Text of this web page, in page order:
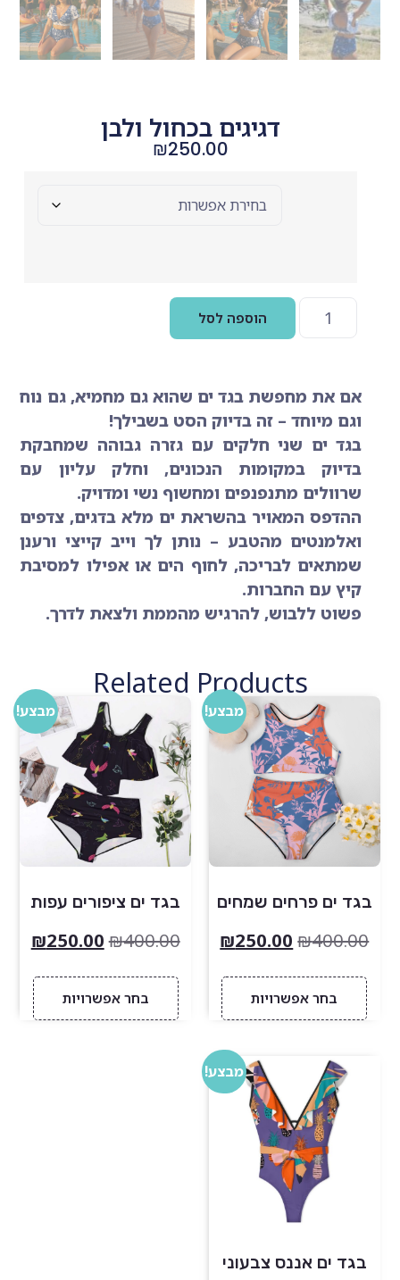
דגיגים בכחול ולבן
₪250.00
הוספה לסל
אם את מחפשת בגד ים שהוא גם מחמיא, גם נוח
וגם מיוחד – זה בדיוק הסט בשבילך!
בגד ים שני חלקים עם גזרה גבוהה שמחבקת
בדיוק במקומות הנכונים, וחלק עליון עם
שרוולים מתנפנפים ומחשוף נשי ומדויק.
ההדפס המאויר בהשראת ים מלא בדגים, צדפים
ואלמנטים מהטבע – נותן לך וייב קייצי ורענן
שמתאים לבריכה, לחוף הים או אפילו למסיבת
קיץ עם החברות.
פשוט ללבוש, להרגיש מהממת ולצאת לדרך.
Related Products
מבצע!
בגד ים פרחים שמחים
₪400.00
₪250.00
בחר אפשרויות
מבצע!
בגד ים ציפורים עפות
₪400.00
₪250.00
בחר אפשרויות
מבצע!
בגד ים אננס צבעוני